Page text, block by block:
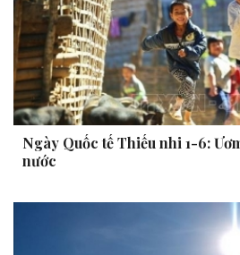
Ngày Quốc tế Thiếu nhi 1-6:
nước